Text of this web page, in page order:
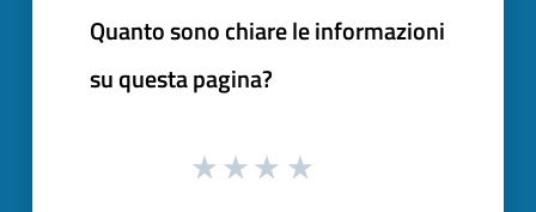
Quanto sono chiare le informazioni
su questa pagina?